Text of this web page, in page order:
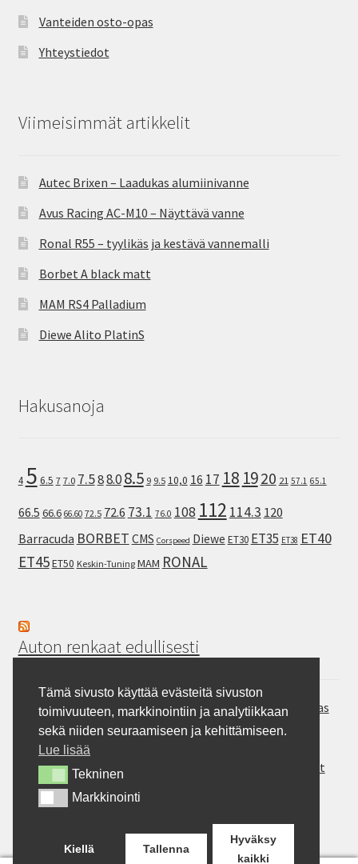
Vanteiden osto-opas
Yhteystiedot
Viimeisimmät artikkelit
Autec Brixen – Laadukas alumiinivanne
Avus Racing AC-M10 – Näyttävä vanne
Ronal R55 – tyylikäs ja kestävä vannemalli
Borbet A black matt
MAM RS4 Palladium
Diewe Alito PlatinS
Hakusanoja
4 5 6.5 7 7.0 7.588.08.5 9 9.5 10,0 16 17 18 1920 21 57.1 65.1
66.5 66.6 66.60 72.5 72.6 73.1 76.0 108 112 114.3 120
Barracuda BORBET CMS Corspeed Diewe ET30 ET35 ET38 ET40
ET45ET50 Keskin-Tuning MAM RONAL
Auton renkaat edullisesti
Hankook Vantra Transit RA58 – Pakettiauton kesärengas
Continental SportContact 7 – Laadukas sportrengas
Gripmax Inception A/T – Allterrain rengas
Rotalla ENJOYLAND H/T RF10 – Maasturit ja Crossoverit
Milever MA352 – auton kesärengas
BFGoodrich Mud-Terrain T/A KM3 – Pitoa jokapaikkaan
Tämä sivusto käyttää evästeitä sivuston
toimivuuteen, markkinointiin ja analytiikkaan
sekä niiden seuraamiseen ja kehittämiseen.
Lue lisää
TekninenTekninen
Markkinointi
Markkinointi
Kiellä Tallenna
Hyväksy
kaikki